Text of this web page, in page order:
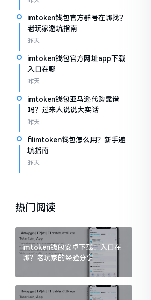
imtoken钱包官方群号在哪找？
老玩家避坑指南
昨天
imtoken钱包官方网址app下载
入口在哪
昨天
imtoken钱包亚马逊代购靠谱
吗？过来人说说大实话
昨天
filimtoken钱包怎么用？新手避
坑指南
昨天
热门阅读
imtoken钱包安卓下载：入口在
哪？老玩家的经验分享